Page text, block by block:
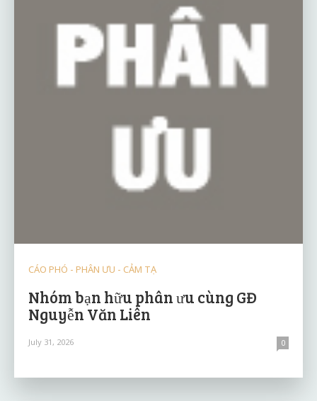
CÁO PHÓ - PHÂN ƯU - CẢM TẠ
Nhóm bạn hữu phân ưu cùng GĐ
Nguyễn Văn Liên
July 31, 2026 0